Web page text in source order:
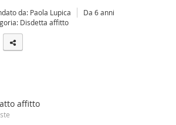
da: Paola Lupica
Da 6 anni
Disdetta affitto
affitto